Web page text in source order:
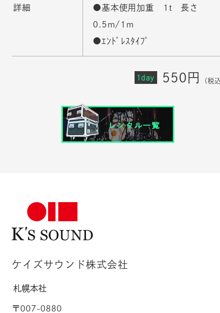
詳細
●基本使用加重 1t 長さ
0.5m/1m
●ｴﾝﾄﾞﾚｽﾀｲﾌﾟ
1day 550円 （税
ケイズサウンド株式会社
札幌本社
〒007-0880